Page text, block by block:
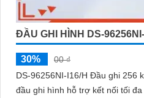
ĐẦU GHI HÌNH DS-
30%
00 ₫
DS-96256NI-I16/H Đầu ghi 256
đầu ghi hình hỗ trợ kết nối tối